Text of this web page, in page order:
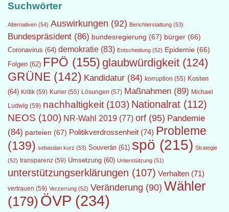
Suchwörter
Alternativen (54) Auswirkungen (92) Berichterstattung (53)
Bundespräsident (86) bundesregierung (67) bürger (66)
Coronavirus (64) demokratie (83) Entscheidung (52) Epidemie (66)
Folgen (62) FPÖ (155) glaubwürdigkeit (124)
GRÜNE (142) Kandidatur (84) korruption (55) Kosten
(64) Kritik (59) Kurier (55) Lösungen (57) Maßnahmen (89) Michael
Ludwig (59) nachhaltigkeit(103) Nationalrat (112)
NEOS (100) NR-Wahl 2019 (77) orf (95) Pandemie
(84) parteien (67) Politikverdrossenheit (74) Probleme
(139) sebastian kurz (53) Souverän (61) spö (215) Strategie
(52) transparenz (59) Umsetzung (60) Unterstützung (51)
unterstützungserklärungen (107) Verhalten (71)
vertrauen (59) Verzerrung (52) Veränderung (90) Wähler
(179) ÖVP (234)